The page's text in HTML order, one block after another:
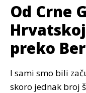
Od Crne
preko
I sami smo bili
skoro jednak broj